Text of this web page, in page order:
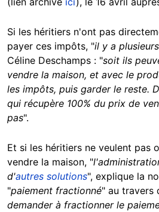
Si les héritiers n'ont pas
payer ces impôts, "il y a
Céline Deschamps : "soit ils
vendre la maison, et avec le
les impôts, puis garder le reste.
qui récupère 100% du prix de
pas".
Et si les héritiers ne veulent pas
vendre la maison, "
d'autres solutions", explique la
"paiement fractionné" au travers
demander à fractionner le